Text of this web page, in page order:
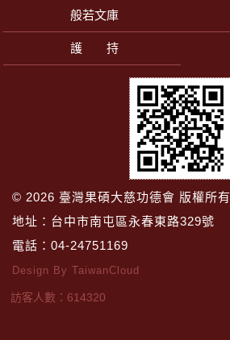
般若文庫
護 持
© 2026 臺灣果碩大慈功德會 版權所有
地址：台中市南屯區永春東路329號
電話：04-24751169
Design By TaiwanCloud
訪客人數： 614320